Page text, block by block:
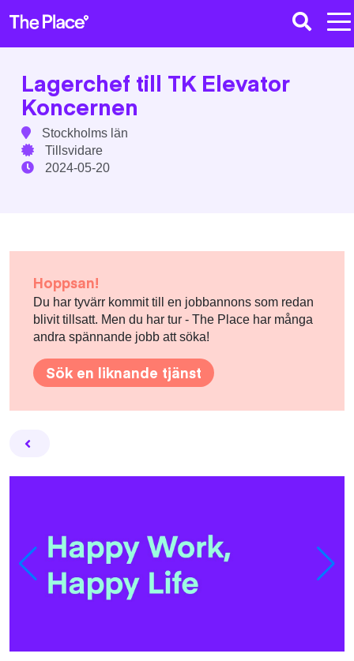
Lagerchef till TK Elevator
Koncernen
Stockholms län
Tillsvidare
2024-05-20
Hoppsan!
Du har tyvärr kommit till en jobbannons som redan
blivit tillsatt. Men du har tur - The Place har många
andra spännande jobb att söka!
Sök en liknande tjänst